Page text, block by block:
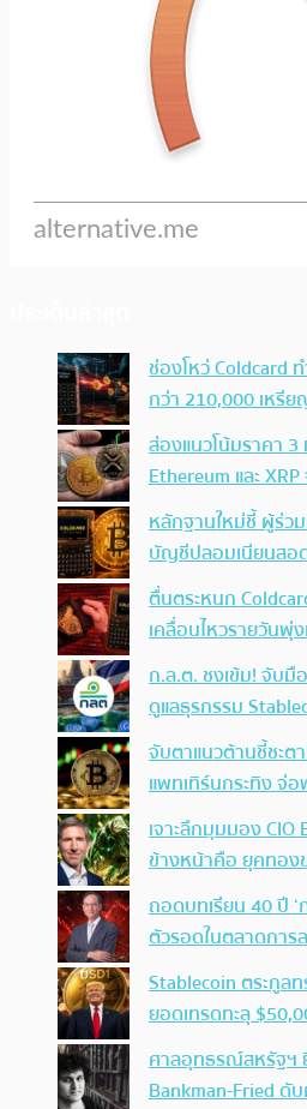
ช่องโหว่ Coldcard
กว่า 210,000 เหรีย
ส่องแนวโน้มราคา
Ethereum และ
หลักฐานใหม่ชี้ ผู้ร่ว
บัญชีปลอมเนียนสอด
ตื่นตระหนก
เคลื่อนไหวรายวันพุ่
ก.ล.ต. ชงเข้ม! จับ
ดูแลธุรกรรม
จับตาแนวต้านชี้ชะ
แพทเทิร์นกระทิง จ่
เจาะลึกมุมมอง CIO
ข้างหน้าคือ ยุคทอง
ถอดบทเรียน 40 ปี
ตัวรอดในตลาดการ
Stablecoin ตระกูล
ยอดเทรดทะลุ
ศาลอุทธรณ์สหรัฐฯ
Bankman-Fried